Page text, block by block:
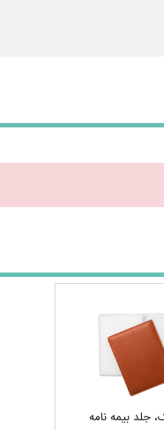
جلد بیمه نامه